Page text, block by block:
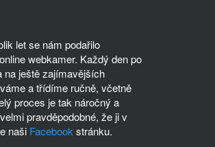
let se nám podařilo
webkamer. Každý den po
na ještě zajímavějších
a třídíme ručně, včetně
proces je tak náročný a
pravděpodobné, že ji v
naši Facebook stránku.